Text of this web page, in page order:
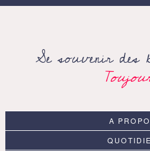
Se souvenir des
A